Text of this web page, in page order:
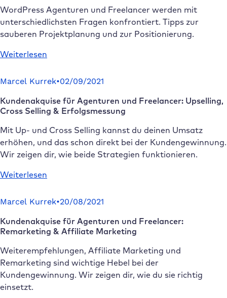
Customer
Relationship
Management
WordPress Agenturen und Freelancer werden mit
unterschiedlichsten Fragen konfrontiert. Tipps zur
sauberen Projektplanung und zur Positionierung.
Weiterlesen
mit
Von
der
Planung
bis
zur
Marcel Kurrek•02/09/2021
Kundenakquise für Agenturen und Freelancer: Upselling,
Cross Selling & Erfolgsmessung
Mit Up- und Cross Selling kannst du deinen Umsatz
erhöhen, und das schon direkt bei der Kundengewinnung.
Wir zeigen dir, wie beide Strategien funktionieren.
Weiterlesen
für
und
Freelancer:
Upselling,
Cross
Selling
Marcel Kurrek•20/08/2021
Kundenakquise für Agenturen und Freelancer:
Remarketing & Affiliate Marketing
Weiterempfehlungen, Affiliate Marketing und
Remarketing sind wichtige Hebel bei der
Kundengewinnung. Wir zeigen dir, wie du sie richtig
einsetzt.